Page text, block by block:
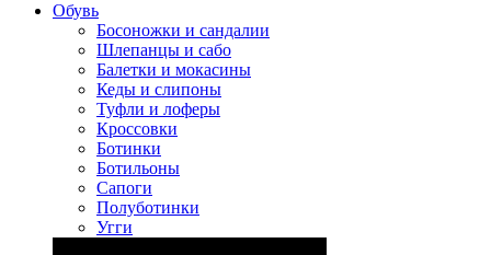
Обувь
Босоножки и сандалии
Шлепанцы и сабо
Балетки и мокасины
Кеды и слипоны
Туфли и лоферы
Кроссовки
Ботинки
Ботильоны
Сапоги
Полуботинки
Угги